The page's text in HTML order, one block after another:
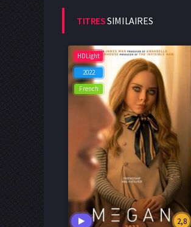
TITRESSIMILAIRES
HDLight
2022
French
2,8